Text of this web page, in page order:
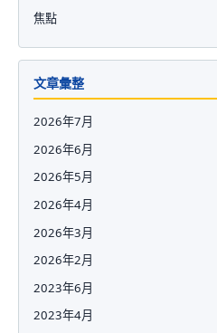
焦點
文章彙整
2026年7月
2026年6月
2026年5月
2026年4月
2026年3月
2026年2月
2023年6月
2023年4月